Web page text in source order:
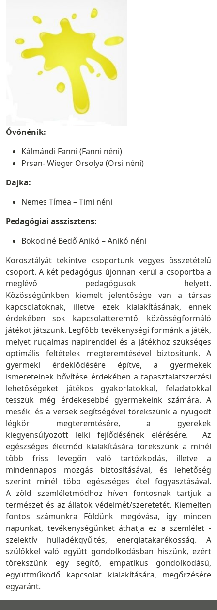
Óvónénik:
Kálmándi Fanni (Fanni néni)
Prsan- Wieger Orsolya (Orsi néni)
Dajka:
Nemes Tímea – Timi néni
Pedagógiai asszisztens:
Bokodiné Bedő Anikó – Anikó néni
Korosztályát tekintve csoportunk vegyes összetételű
csoport. A két pedagógus újonnan kerül a csoportba a
meglévő pedagógusok helyett.
Közösségünkben kiemelt jelentősége van a társas
kapcsolatoknak, illetve ezek kialakításának, ennek
érdekében sok kapcsolatteremtő, közösségformáló
játékot játszunk. Legfőbb tevékenységi formánk a játék,
melyet rugalmas napirenddel és a játékhoz szükséges
optimális feltételek megteremtésével biztosítunk. A
gyermeki érdeklődésére építve, a gyermekek
ismereteinek bővítése érdekében a tapasztalatszerzési
lehetőségeket játékos gyakorlatokkal, feladatokkal
tesszük még érdekesebbé gyermekeink számára. A
mesék, és a versek segítségével törekszünk a nyugodt
légkör megteremtésére, a gyerekek
kiegyensúlyozott lelki fejlődésének elérésére. Az
egészséges életmód kialakítására törekszünk a minél
több friss levegőn való tartózkodás, illetve a
mindennapos mozgás biztosításával, és lehetőség
szerint minél több egészséges étel fogyasztásával.
A zöld szemléletmódhoz híven fontosnak tartjuk a
természet és az állatok védelmét/szeretetét. Kiemelten
fontos számunkra Földünk megóvása, így minden
napunkat, tevékenységünket áthatja ez a szemlélet -
szelektív hulladékgyűjtés, energiatakarékosság. A
szülőkkel való együtt gondolkodásban hiszünk, ezért
törekszünk egy segítő, empatikus gondolkodású,
együttműködő kapcsolat kialakítására, megőrzésére
egyaránt.